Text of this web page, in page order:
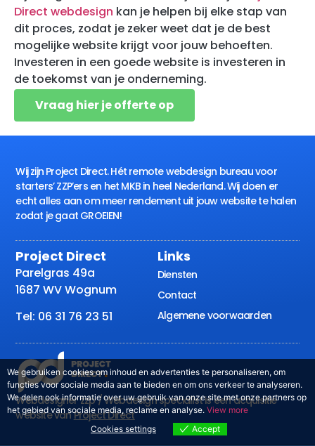
Direct webdesign kan je helpen bij elke stap van
dit proces, zodat je zeker weet dat je de best
mogelijke website krijgt voor jouw behoeften.
Investeren in een goede website is investeren in
de toekomst van je onderneming.
Vraag hier je offerte op
Wij zijn Project Direct. Hét remote webdesign bureau voor
starters’ ZZP’ers en het MKB in heel Nederland. Wij doen er
echt alles aan om meer rendement uit jouw website te halen
zodat je gaat GROEIEN!
Project Direct
Parelgras 49a
1687 WV Wognum
Tel: 06 31 76 23 51
Links
Diensten
Contact
Algemene voorwaarden
Webdesigner zzp / Webdesign specialist is een acquisitie
website vanProject Direct
We gebruiken cookies om inhoud en advertenties te personaliseren, om
functies voor sociale media aan te bieden en om ons verkeer te analyseren.
We delen ook informatie over uw gebruik van onze site met onze partners op
het gebied van sociale media, reclame en analyse. View more
Cookies settings
Accept